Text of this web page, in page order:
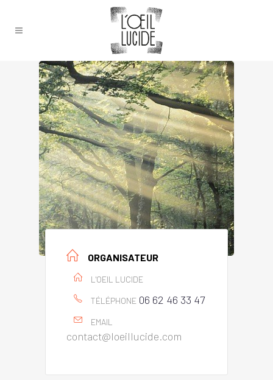
ORGANISATEUR
L'OEIL LUCIDE
TÉLÉPHONE 06 62 46 33 47
EMAIL
contact@loeillucide.com